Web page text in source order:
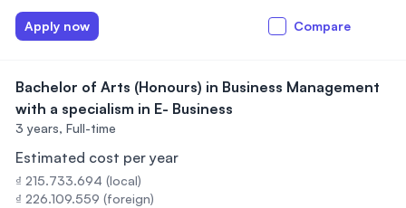
Apply now Compare
Bachelor of Arts (Honours) in Business Management
with a specialism in E- Business
3 years, Full-time
Estimated cost per year
₫ 215.733.694 (local)
₫ 226.109.559 (foreign)